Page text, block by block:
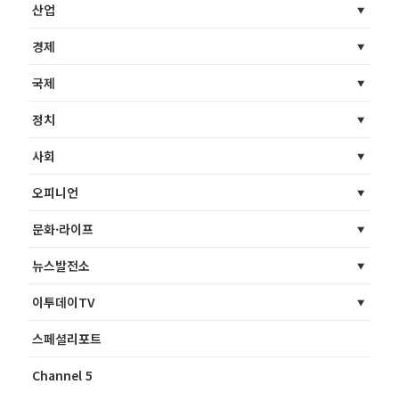
산업
경제
국제
정치
사회
오피니언
문화·라이프
뉴스발전소
이투데이TV
스페셜리포트
Channel 5